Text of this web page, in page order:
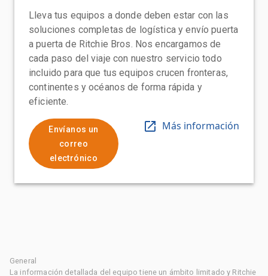
Lleva tus equipos a donde deben estar con las
soluciones completas de logística y envío puerta
a puerta de Ritchie Bros. Nos encargamos de
cada paso del viaje con nuestro servicio todo
incluido para que tus equipos crucen fronteras,
continentes y océanos de forma rápida y
eficiente.
Envíanos un
correo
electrónico
Más información
General
La información detallada del equipo tiene un ámbito limitado y Ritchie